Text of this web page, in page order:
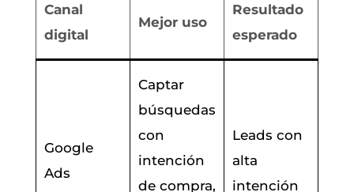
Canal
digital
Mejor uso
Resultado
esperado
Google
Ads
Captar
búsquedas
con
intención
de compra,
Leads con
alta
intención